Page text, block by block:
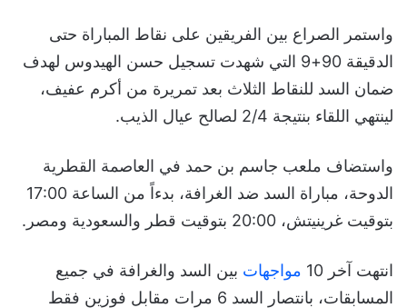
واستمر الصراع بين الفريقين على نقاط المباراة حتى
الدقيقة 90+9 التي شهدت تسجيل حسن الهيدوس لهدف
ضمان السد للنقاط الثلاث بعد تمريرة من أكرم عفيف،
لينتهي اللقاء بنتيجة 2/4 لصالح عيال الذيب.
واستضاف ملعب جاسم بن حمد في العاصمة القطرية
الدوحة، مباراة السد ضد الغرافة، بدءاً من الساعة 17:00
بتوقيت غرينيتش، 20:00 بتوقيت قطر والسعودية ومصر.
انتهت آخر 10 مواجهات بين السد والغرافة في جميع
المسابقات، بانتصار السد 6 مرات مقابل فوزين فقط